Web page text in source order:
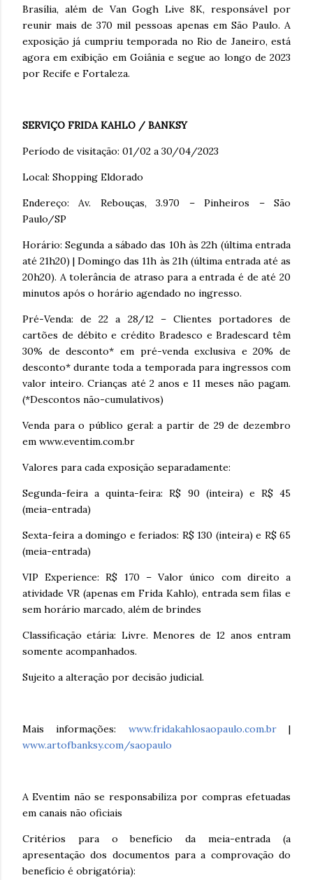
Brasília, além de Van Gogh Live 8K, responsável por
reunir mais de 370 mil pessoas apenas em São Paulo. A
exposição já cumpriu temporada no Rio de Janeiro, está
agora em exibição em Goiânia e segue ao longo de 2023
por Recife e Fortaleza.
SERVIÇO FRIDA KAHLO / BANKSY
Período de visitação: 01/02 a 30/04/2023
Local: Shopping Eldorado
Endereço: Av. Rebouças, 3.970 – Pinheiros – São
Paulo/SP
Horário: Segunda a sábado das 10h às 22h (última entrada
até 21h20) | Domingo das 11h às 21h (última entrada até as
20h20). A tolerância de atraso para a entrada é de até 20
minutos após o horário agendado no ingresso.
Pré-Venda: de 22 a 28/12 – Clientes portadores de
cartões de débito e crédito Bradesco e Bradescard têm
30% de desconto* em pré-venda exclusiva e 20% de
desconto* durante toda a temporada para ingressos com
valor inteiro. Crianças até 2 anos e 11 meses não pagam.
(*Descontos não-cumulativos)
Venda para o público geral: a partir de 29 de dezembro
em www.eventim.com.br
Valores para cada exposição separadamente:
Segunda-feira a quinta-feira: R$ 90 (inteira) e R$ 45
(meia-entrada)
Sexta-feira a domingo e feriados: R$ 130 (inteira) e R$ 65
(meia-entrada)
VIP Experience: R$ 170 – Valor único com direito a
atividade VR (apenas em Frida Kahlo), entrada sem filas e
sem horário marcado, além de brindes
Classificação etária: Livre. Menores de 12 anos entram
somente acompanhados.
Sujeito a alteração por decisão judicial.
Mais informações: www.fridakahlosaopaulo.com.br|
www.artofbanksy.com/saopaulo
A Eventim não se responsabiliza por compras efetuadas
em canais não oficiais
Critérios para o benefício da meia-entrada (a
apresentação dos documentos para a comprovação do
benefício é obrigatória):